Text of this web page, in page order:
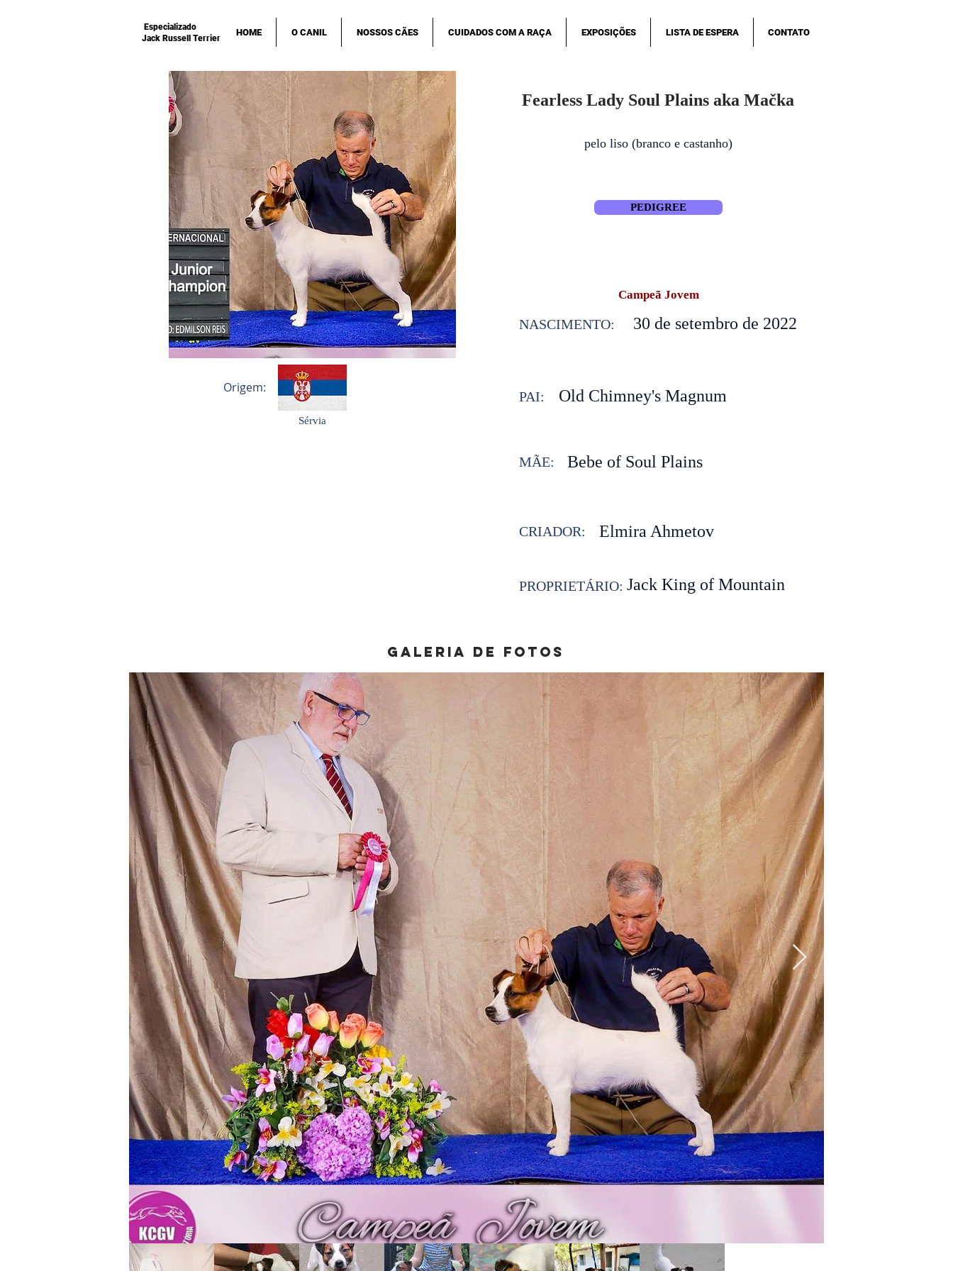
HOME O CANIL NOSSOS CÃES CUIDADOS COM A RAÇA EXPOSIÇÕES LISTA DE ESPERA CONTATO
Especializado
Jack Russell Terrier
Fearless Lady Soul Plains aka Mačka
pelo liso (branco e castanho)
PEDIGREE
Campeã Jovem
30 de setembro de 2022
NASCIMENTO:
Origem: Old Chimney's Magnum
PAI:
Sérvia
Bebe of Soul Plains
MÃE:
Elmira Ahmetov
CRIADOR:
Jack King of Mountain
PROPRIETÁRIO:
galeria de fotos